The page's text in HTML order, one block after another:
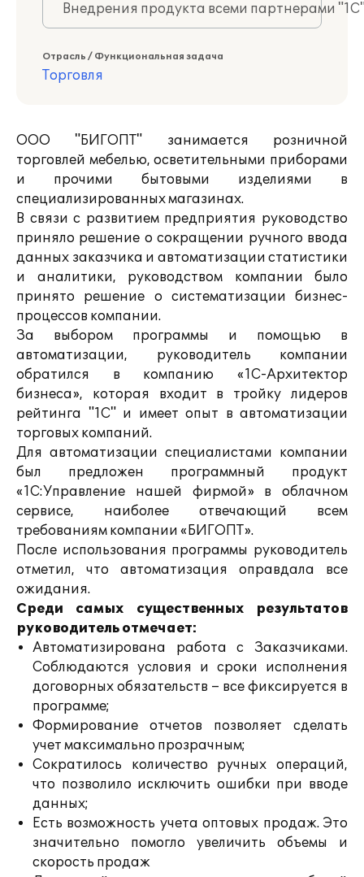
Внедрения продукта всеми партнерами
Отрасль / Функциональная задача
Торговля
ООО "БИГОПТ" занимается розничной
торговлей мебелью, осветительными приборами
и прочими бытовыми изделиями в
специализированных магазинах.
В связи с развитием предприятия руководство
приняло решение о сокращении ручного ввода
данных заказчика и автоматизации статистики
и аналитики, руководством компании было
принято решение о систематизации бизнес-
процессов компании.
За выбором программы и помощью в
автоматизации, руководитель компании
обратился в компанию «1С-Архитектор
бизнеса», которая входит в тройку лидеров
рейтинга "1С" и имеет опыт в автоматизации
торговых компаний.
Для автоматизации специалистами компании
был предложен программный продукт
«1С:Управление нашей фирмой» в облачном
сервисе, наиболее отвечающий всем
требованиям компании «БИГОПТ».
После использования программы руководитель
отметил, что автоматизация оправдала все
ожидания.
Среди самых существенных результатов
руководитель отмечает:
Автоматизирована работа с Заказчиками.
Соблюдаются условия и сроки исполнения
договорных обязательств – все фиксируется в
программе;
Формирование отчетов позволяет сделать
учет максимально прозрачным;
Сократилось количество ручных операций,
что позволило исключить ошибки при вводе
данных;
Есть возможность учета оптовых продаж. Это
значительно помогло увеличить объемы и
скорость продаж